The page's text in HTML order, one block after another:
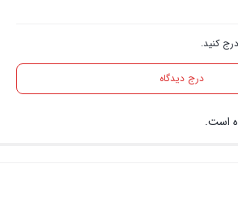
کنید.
درج دیدگاه
است.